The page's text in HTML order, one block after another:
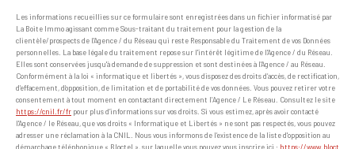
Les informations recueillies sur ce formulaire sont enregistrées dans un fichier informatisé par
La Boite Immo agissant comme Sous-traitant du traitement pour la gestion de la
clientèle/prospects de l'Agence / du Réseau qui reste Responsable du Traitement de vos Données
personnelles. La base légale du traitement repose sur l'intérêt légitime de l'Agence / du Réseau.
Elles sont conservées jusqu'à demande de suppression et sont destinées à l'Agence / au Réseau.
Conformément à la loi « informatique et libertés », vous disposez des droits d’accès, de rectification,
d’effacement, d’opposition, de limitation et de portabilité de vos données. Vous pouvez retirer votre
consentement à tout moment en contactant directement l’Agence / Le Réseau. Consultez le site
https://cnil.fr/fr pour plus d’informations sur vos droits. Si vous estimez, après avoir contacté
l'Agence / le Réseau, que vos droits « Informatique et Libertés » ne sont pas respectés, vous pouvez
adresser une réclamation à la CNIL. Nous vous informons de l’existence de la liste d'opposition au
démarchage téléphonique « Bloctel », sur laquelle vous pouvez vous inscrire ici : https://www.bloct